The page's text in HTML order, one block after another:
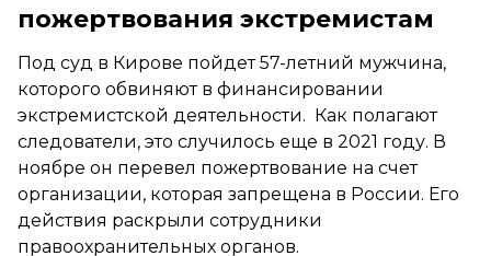
пожертвования экстремистам
Под суд в Кирове пойдет 57-летний мужчина,
которого обвиняют в финансировании
экстремистской деятельности. Как полагают
следователи, это случилось еще в 2021 году. В
ноябре он перевел пожертвование на счет
организации, которая запрещена в России. Его
действия раскрыли сотрудники
правоохранительных органов.